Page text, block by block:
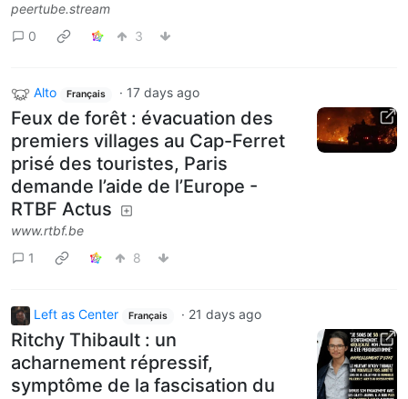
peertube.stream
0
3
Alto Français · 17 days ago
Feux de forêt : évacuation des
premiers villages au Cap-Ferret
prisé des touristes, Paris
demande l’aide de l’Europe -
RTBF Actus
www.rtbf.be
1
8
Left as Center Français · 21 days ago
Ritchy Thibault : un
acharnement répressif,
symptôme de la fascisation du